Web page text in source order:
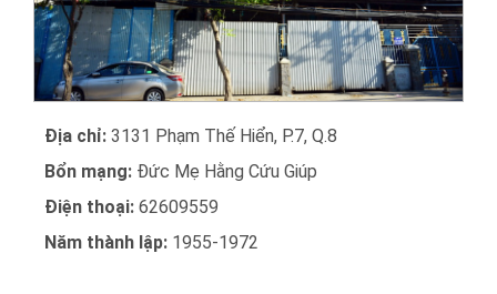
Địa chỉ: 3131 Phạm Thế Hiển, P.7, Q.8
Bổn mạng: Đức Mẹ Hằng Cứu Giúp
Điện thoại: 62609559
Năm thành lập: 1955-1972